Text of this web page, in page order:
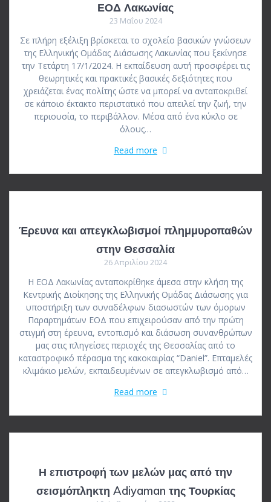
ΕΟΔ Λακωνίας
23 Μαΐου 2024
Σε πλήρη εξέλιξη βρίσκεται το σχολείο βασικών γνώσεων
της Ελληνικής Ομάδας Διάσωσης Λακωνίας που ξεκίνησε
την Τετάρτη 17/1/2024. Η εκπαίδευση αυτή προσφέρει τις
θεωρητικές και πρακτικές βασικές δεξιότητες που
χρειάζεται ένας πολίτης ώστε να μπορεί να ανταποκριθεί
σε κάποιο έκτακτο περιστατικό που απειλεί την ζωή, την
περιουσία, το περιβάλλον. Μέσα από ένα κύκλο σε
όλους…
Read more
Έρευνα και απεγκλωβισμοί πλημμυροπαθών
στην Θεσσαλία
26 Απριλίου 2024
Η ΕΟΔ Λακωνίας ανταποκρίθηκε άμεσα στην κλήση της
Κεντρικής Διοίκησης της Ελληνικής Ομάδας Διάσωσης για
υποστήριξη των συναδέλφων διασωστών των όμορων
Παραρτημάτων ΕΟΔ που επιχειρούσαν από την πρώτη
στιγμή στη έρευνα, εντοπισμό και διάσωση συνανθρώπων
μας στις πληγείσες περιοχές της Θεσσαλίας από το
καταστροφικό πέρασμα της κακοκαιρίας “Daniel”. Επταμελές
κλιμάκιο μελών, εκπαιδευμένων σε απεγκλωβισμό από…
Read more
Η επιστροφή των μελών μας από την
σεισμόπληκτη Adiyaman της Τουρκίας